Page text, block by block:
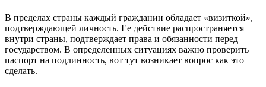
В пределах страны каждый гражданин обладает «визиткой»,
подтверждающей личность. Ее действие распространяется
внутри страны, подтверждает права и обязанности перед
государством. В определенных ситуациях важно проверить
паспорт на подлинность, вот тут возникает вопрос как это
сделать.